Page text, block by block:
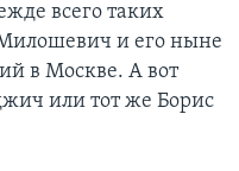
всего таких
и его ныне
в Москве. А вот
или тот же Борис